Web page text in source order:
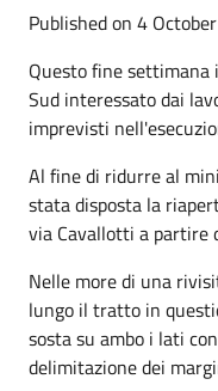
Published on 4
Questo fine
Sud interessato dai
imprevisti
Al fine di ridurre al
stata disposta la
via Cavallotti a partire
Nelle more di una
lungo il tratto in
sosta su ambo i lati
delimitazione dei